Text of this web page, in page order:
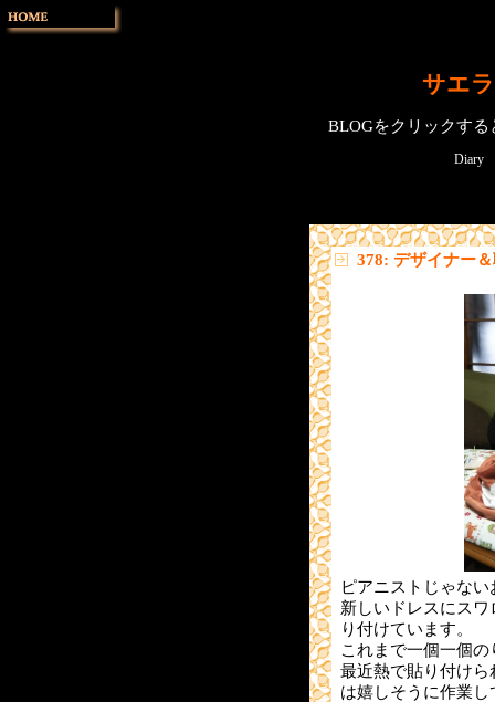
サエ
BLOGをクリックす
Diary
378: デザイナー
ピアニストじゃな
新しいドレスにス
り付けています。
これまで一個一個
最近熱で貼り付け
は嬉しそうに作業し